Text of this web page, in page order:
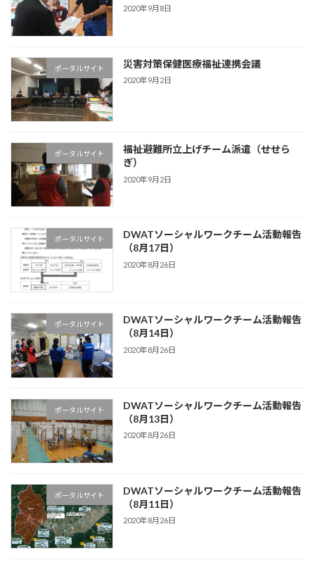
2020年9月8日
ポータルサイト 災害対策保健医療福祉連携会議
2020年9月2日
ポータルサイト
福祉避難所立上げチーム派遣（せせら
ぎ）
2020年9月2日
ポータルサイト
DWATソーシャルワークチーム活動報告
（8月17日）
2020年8月26日
ポータルサイト
DWATソーシャルワークチーム活動報告
（8月14日）
2020年8月26日
ポータルサイト
DWATソーシャルワークチーム活動報告
（8月13日）
2020年8月26日
ポータルサイト
DWATソーシャルワークチーム活動報告
（8月11日）
2020年8月26日